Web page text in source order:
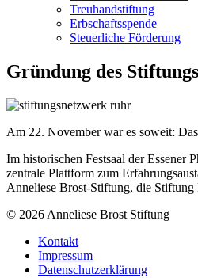
Treuhandstiftung
Erbschaftsspende
Steuerliche Förderung
Gründung des
Am 22. November war es soweit:
Im historischen Festsaal der Essener
zentrale Plattform zum
Anneliese Brost-Stiftung, die
© 2026 Anneliese Brost Stiftung
Kontakt
Impressum
Datenschutzerklärung